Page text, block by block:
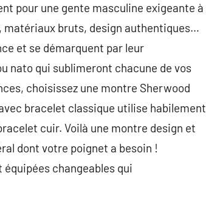
pour une gente masculine exigeante à
matériaux bruts, design authentiques…
et se démarquent par leur
nato qui sublimeront chacune de vos
choisissez une montre Sherwood
bracelet classique utilise habilement
cuir. Voilà une montre design et
dont votre poignet a besoin !
changeables qui